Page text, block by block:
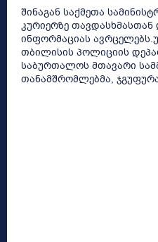
შინაგან საქმეთა
კურიერზე თავდასხმასთან
ინფორმაციას
თბილისის პოლიციის
საბურთალოს მთავარი
თანამშრომლებმა,